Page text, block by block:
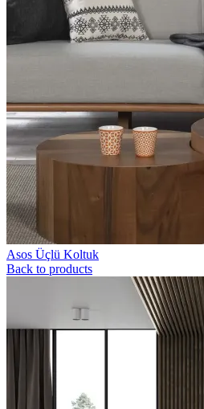
Asos Üçlü Koltuk
Back to products